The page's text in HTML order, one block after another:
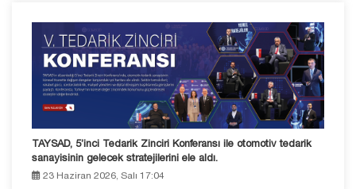
TAYSAD, 5’inci Tedarik Zinciri Konferansı ile otomotiv tedarik
sanayisinin gelecek stratejilerini ele aldı.
23 Haziran 2026, Salı 17:04